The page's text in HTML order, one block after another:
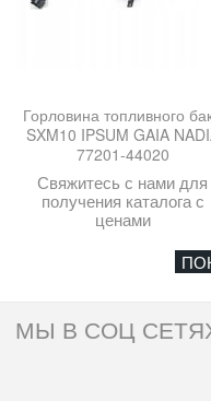
Горловина топливного
SXM10 IPSUM GAIA
77201-44020
Свяжитесь с нами для
получения каталога с
ценами
МЫ В СОЦ